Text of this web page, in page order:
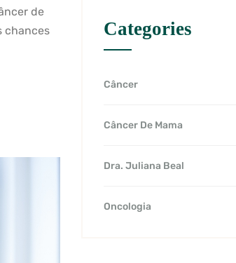
de
chances
Categories
Câncer
Câncer De Mama
Dra. Juliana Beal
Oncologia